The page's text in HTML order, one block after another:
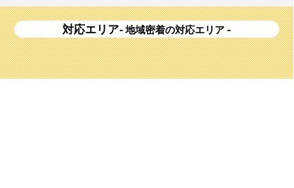
対応エリア- 地域密着の対応エリア -